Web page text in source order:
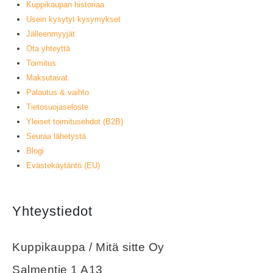
Kuppikaupan historiaa
Usein kysytyt kysymykset
Jälleenmyyjät
Ota yhteyttä
Toimitus
Maksutavat
Palautus & vaihto
Tietosuojaseloste
Yleiset toimitusehdot (B2B)
Seuraa lähetystä
Blogi
Evästekäytäntö (EU)
Yhteystiedot
Kuppikauppa / Mitä sitte Oy
Salmentie 1 A13